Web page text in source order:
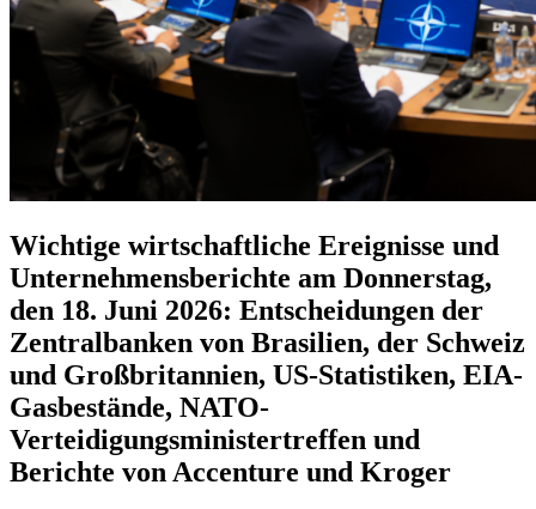
Wichtige wirtschaftliche Ereignisse und
Unternehmensberichte am Donnerstag,
den 18. Juni 2026: Entscheidungen der
Zentralbanken von Brasilien, der Schweiz
und Großbritannien, US-Statistiken, EIA-
Gasbestände, NATO-
Verteidigungsministertreffen und
Berichte von Accenture und Kroger